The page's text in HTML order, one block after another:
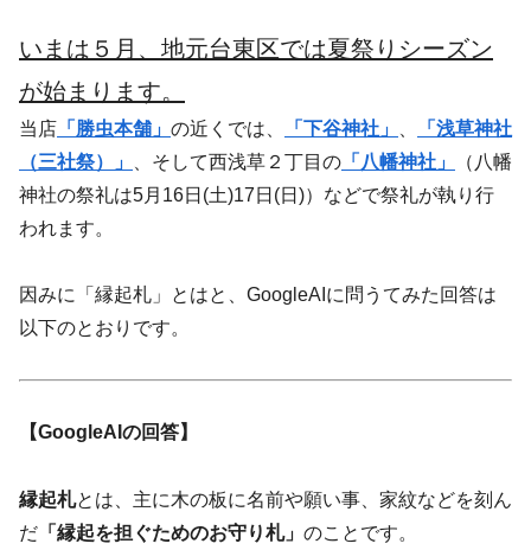
いまは５月、地元台東区では夏祭りシーズン
が始まります。
当店 「勝虫本舗」 の近くでは、 「下谷神社」
「浅草神社
（三社祭）」
、そして西浅草２丁目の 「八幡神社」
（八幡
神社の祭礼は5月16日(土)17日(日)）などで祭礼が執り行
われます。
因みに「縁起札」とはと、GoogleAIに問うてみた回答は
以下のとおりです。
【GoogleAIの回答】
縁起札とは、主に木の板に名前や願い事、家紋などを刻ん
だ 「縁起を担ぐためのお守り札」 のことです。